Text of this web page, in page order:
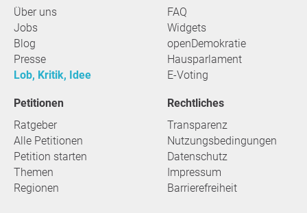
Über uns
Jobs
Blog
Presse
Lob, Kritik, Idee
FAQ
Widgets
openDemokratie
Hausparlament
E-Voting
Petitionen
Ratgeber
Alle Petitionen
Petition starten
Themen
Regionen
Rechtliches
Transparenz
Nutzungsbedingungen
Datenschutz
Impressum
Barrierefreiheit